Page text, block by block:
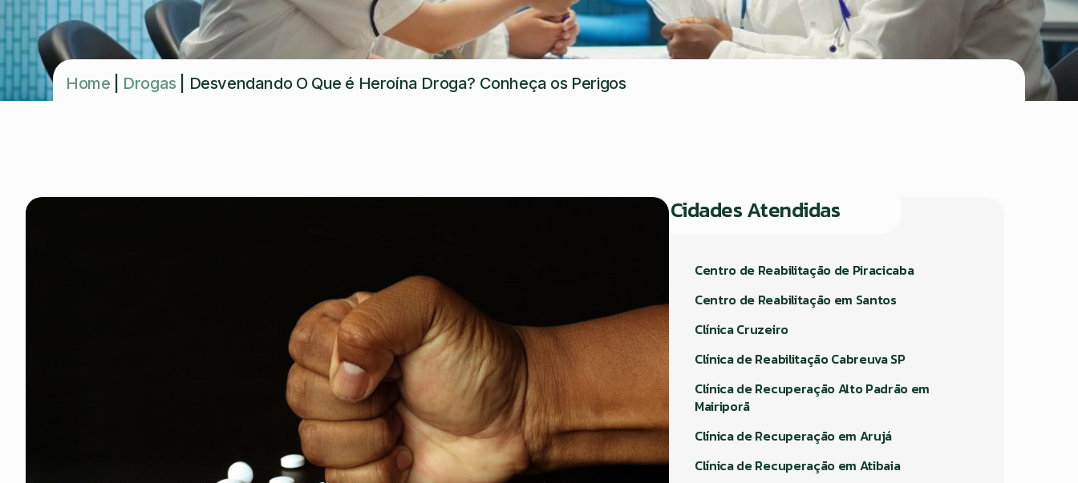
Home Drogas Desvendando O Que é Heroína Droga? Conheça os Perigos
Cidades Atendidas
Centro de Reabilitação de Piracicaba
Centro de Reabilitação em Santos
Clínica Cruzeiro
Clínica de Reabilitação Cabreuva SP
Clínica de Recuperação Alto Padrão em
Mairiporã
Clínica de Recuperação em Arujá
Clínica de Recuperação em Atibaia